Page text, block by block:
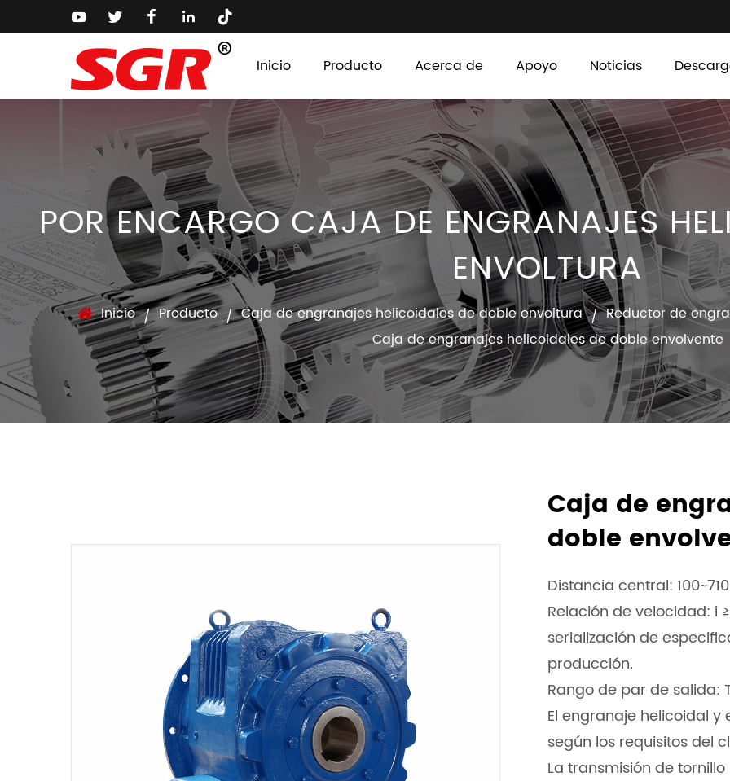
Inicio Producto Acerca de Apoyo Noticias
POR ENCARGO CAJA DE ENGRANAJES
ENVOLTURA
Inicio/Producto /Caja de engranajes helicoidales de doble envoltura/Reductor de
Caja de engranajes helicoidales de doble envolvente
Caja de
doble
Distancia central:
Relación de velocidad: i
serialización de
producción.
Rango de par de salida:
El engranaje helicoidal
según los requisitos del
La transmisión de